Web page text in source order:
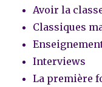
Avoir la
Classiques
Interviews
La première